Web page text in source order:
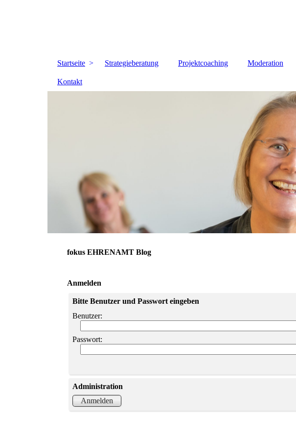
Startseite Strategieberatung Projektcoaching Moderation
Kontakt
fokus EHRENAMT Blog
Anmelden
Bitte Benutzer und Passwort eingeben
Benutzer:
Passwort:
Administration
Anmelden